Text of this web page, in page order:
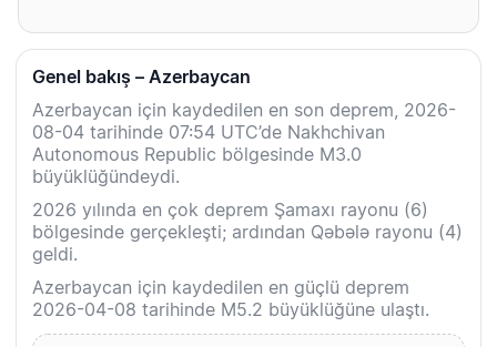
Genel bakış – Azerbaycan
Azerbaycan için kaydedilen en son deprem, 2026-
08-04 tarihinde 07:54 UTC’de Nakhchivan
Autonomous Republic bölgesinde M3.0
büyüklüğündeydi.
2026 yılında en çok deprem Şamaxı rayonu (6)
bölgesinde gerçekleşti; ardından Qəbələ rayonu (4)
geldi.
Azerbaycan için kaydedilen en güçlü deprem
2026-04-08 tarihinde M5.2 büyüklüğüne ulaştı.